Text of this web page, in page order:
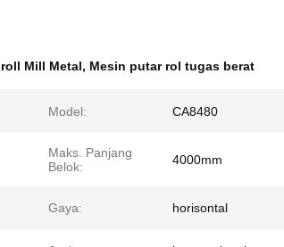
Mill Metal, Mesin putar rol tugas berat
Model: CA8480
Maks. Panjang
Belok:
4000mm
Gaya: horisontal